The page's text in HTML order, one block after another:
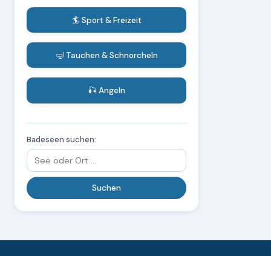
🏄 Sport & Freizeit
🤿 Tauchen & Schnorcheln
🎣 Angeln
Badeseen suchen: